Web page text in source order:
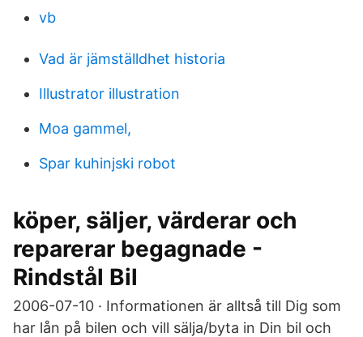
vb
Vad är jämställdhet historia
Illustrator illustration
Moa gammel,
Spar kuhinjski robot
köper, säljer, värderar och
reparerar begagnade -
Rindstål Bil
2006-07-10 · Informationen är alltså till Dig som
har lån på bilen och vill sälja/byta in Din bil och